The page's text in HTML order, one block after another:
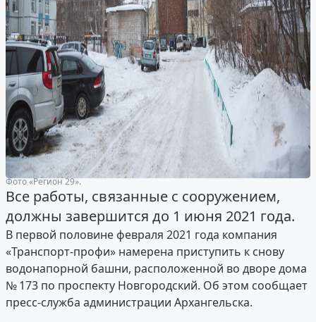
Фото «Регион 29».
Все работы, связанные с сооружением,
должны завершится до 1 июня 2021 года.
В первой половине февраля 2021 года компания
«Транспорт-профи» намерена приступить к снову
водонапорной башни, расположенной во дворе дома
№ 173 по проспекту Новгородский. Об этом сообщает
пресс-служба администрации Архангельска.